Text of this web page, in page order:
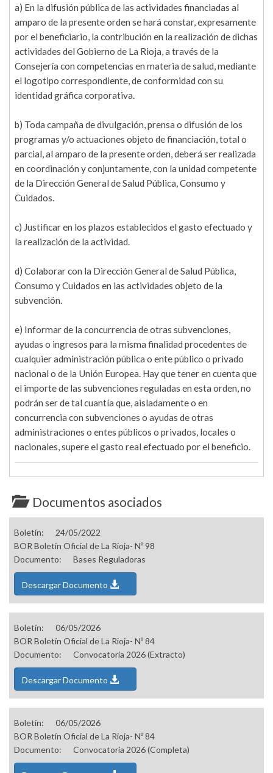
a) En la difusión pública de las actividades financiadas al
amparo de la presente orden se hará constar, expresamente
por el beneficiario, la contribución en la realización de dichas
actividades del Gobierno de La Rioja, a través de la
Consejería con competencias en materia de salud, mediante
el logotipo correspondiente, de conformidad con su
identidad gráfica corporativa.
b) Toda campaña de divulgación, prensa o difusión de los
programas y/o actuaciones objeto de financiación, total o
parcial, al amparo de la presente orden, deberá ser realizada
en coordinación y conjuntamente, con la unidad competente
de la Dirección General de Salud Pública, Consumo y
Cuidados.
c) Justificar en los plazos establecidos el gasto efectuado y
la realización de la actividad.
d) Colaborar con la Dirección General de Salud Pública,
Consumo y Cuidados en las actividades objeto de la
subvención.
e) Informar de la concurrencia de otras subvenciones,
ayudas o ingresos para la misma finalidad procedentes de
cualquier administración pública o ente público o privado
nacional o de la Unión Europea. Hay que tener en cuenta que
el importe de las subvenciones reguladas en esta orden, no
podrán ser de tal cuantía que, aisladamente o en
concurrencia con subvenciones o ayudas de otras
administraciones o entes públicos o privados, locales o
nacionales, supere el gasto real efectuado por el beneficio.
Documentos asociados
Boletín:
24/05/2022
BOR Boletín Oficial de La Rioja- Nº 98
Documento:
Bases Reguladoras
Descargar Documento
Boletín:
06/05/2026
BOR Boletín Oficial de La Rioja- Nº 84
Documento:
Convocatoria 2026 (Extracto)
Descargar Documento
Boletín:
06/05/2026
BOR Boletín Oficial de La Rioja- Nº 84
Documento:
Convocatoria 2026 (Completa)